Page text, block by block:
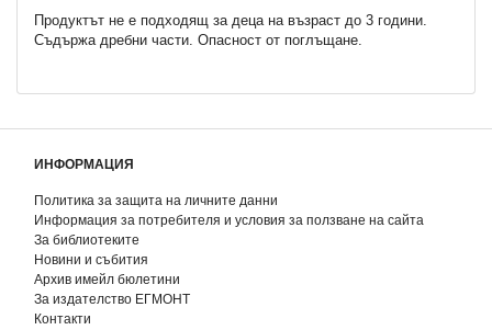
Продуктът не е подходящ за деца на възраст до 3 години.
Съдържа дребни части. Опасност от поглъщане.
ИНФОРМАЦИЯ
Политика за защита на личните данни
Информация за потребителя и условия за ползване на сайта
За библиотеките
Новини и събития
Архив имейл бюлетини
За издателство ЕГМОНТ
Контакти